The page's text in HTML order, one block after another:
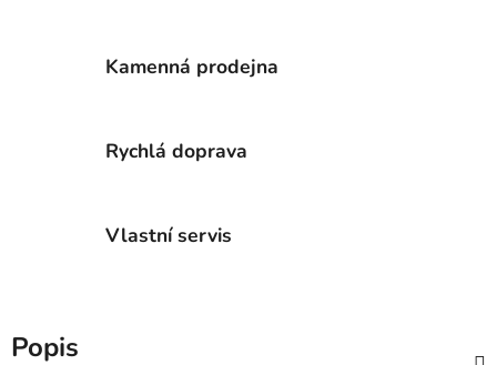
Kamenná prodejna
Rychlá doprava
Vlastní servis
Popis